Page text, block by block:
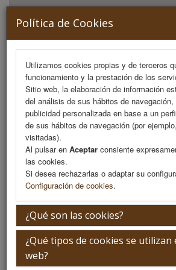
Política de Cookies
Utilizamos cookies propias y de terceros
funcionamiento y la prestación de los
Sitio web, la elaboración de información
del análisis de sus hábitos de
publicidad personalizada en base a un
de sus hábitos de navegación (por
visitadas).
Al pulsar en Aceptar consiente
las cookies.
Si desea rechazarlas o adaptar su
Configuración de cookies.
¿Qué son las cookies?
¿Qué tipos de cookies se utilizan
web?
MENU
Programa Científico
Programa Científico (PDF)
Cronograma Programa Científico
Plantilla
Programa Científico